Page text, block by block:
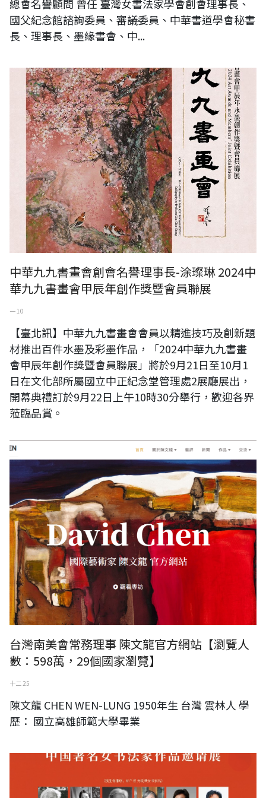
總會名譽顧問 曾任 臺灣女書法家學會創會理事長、
國父紀念館諮詢委員、審議委員、中華書道學會秘書
長、理事長、墨緣書會、中...
2024中華九九書畫會甲辰年創作獎暨會員聯展
中華九九書畫會創會名譽理事長-涂璨琳 2024中
華九九書畫會甲辰年創作獎暨會員聯展
一 10
【臺北訊】中華九九書畫會會員以精進技巧及創新題
材推出百件水墨及彩墨作品，「2024中華九九書畫
會甲辰年創作獎暨會員聯展」將於9月21日至10月1
日在文化部所屬國立中正紀念堂管理處2展廳展出，
開幕典禮訂於9月22日上午10時30分舉行，歡迎各界
蒞臨品賞。
台灣南美會常務理事 陳文龍官方網站【瀏覽人
數：598萬，29個國家瀏覽】
十二 25
陳文龍 CHEN WEN-LUNG 1950年生 台灣 雲林人 學
歷： 國立高雄師範大學畢業
張松蓮卷「江山如此多嬌」中國著名女書法家作品集